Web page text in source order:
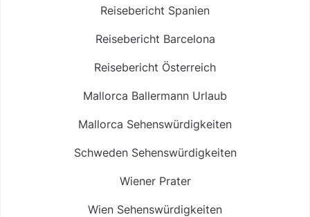
Reisebericht Spanien
Reisebericht Barcelona
Reisebericht Österreich
Mallorca Ballermann Urlaub
Mallorca Sehenswürdigkeiten
Schweden Sehenswürdigkeiten
Wiener Prater
Wien Sehenswürdigkeiten